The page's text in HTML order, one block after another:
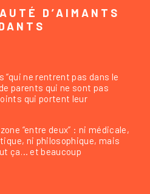
D’AIMANTS
“qui ne rentrent pas dans le
parents qui ne sont pas
qui portent leur
“entre deux” : ni médicale,
ni philosophique, mais
ça… et beaucoup